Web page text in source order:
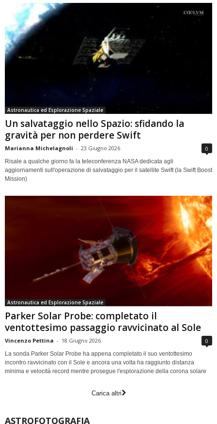
Astronautica ed Esplorazione Spaziale
Un salvataggio nello Spazio: sfidando la
gravità per non perdere Swift
Marianna Michelagnoli - 23 Giugno 2026 0
Risale a qualche giorno fa la teleconferenza NASA dedicata agli
aggiornamenti sull'operazione di salvataggio per il satellite Swift (la Swift Boost
Mission)
Astronautica ed Esplorazione Spaziale
Parker Solar Probe: completato il
ventottesimo passaggio ravvicinato al Sole
Vincenzo Pettina - 18 Giugno 2026 0
La sonda Parker Solar Probe ha appena completato il suo ventottesimo
incontro ravvicinato con il Sole e ancora una volta ha raggiunto distanza
minima e velocità record mentre prosegue l'esplorazione della corona solare
Carica altri
ASTROFOTOGRAFIA